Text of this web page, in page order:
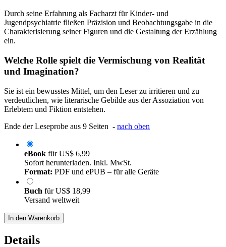
Durch seine Erfahrung als Facharzt für Kinder- und
Jugendpsychiatrie fließen Präzision und Beobachtungsgabe in die
Charakterisierung seiner Figuren und die Gestaltung der Erzählung
ein.
Welche Rolle spielt die Vermischung von Realität
und Imagination?
Sie ist ein bewusstes Mittel, um den Leser zu irritieren und zu
verdeutlichen, wie literarische Gebilde aus der Assoziation von
Erlebtem und Fiktion entstehen.
Ende der Leseprobe aus 9 Seiten - nach oben
eBook fürUS$ 6,99
Sofort herunterladen. Inkl. MwSt.
Format: PDF und ePUB – für alle Geräte
Buch fürUS$ 18,99
Versand weltweit
In den Warenkorb
Details